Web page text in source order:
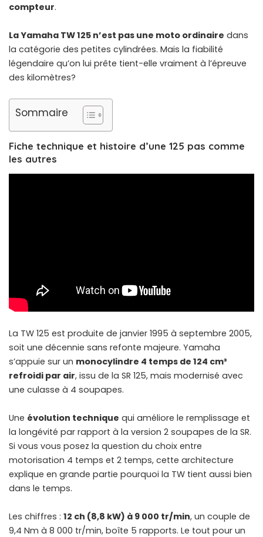
compteur.
La Yamaha TW 125 n’est pas une moto ordinaire dans
la catégorie des petites cylindrées. Mais la fiabilité
légendaire qu’on lui prête tient-elle vraiment à l’épreuve
des kilomètres?
Sommaire
Fiche technique et histoire d’une 125 pas comme
les autres
La TW 125 est produite de janvier 1995 à septembre 2005,
soit une décennie sans refonte majeure. Yamaha
s’appuie sur un monocylindre 4 temps de 124 cm³
refroidi par air, issu de la SR 125, mais modernisé avec
une culasse à 4 soupapes.
Une évolution technique qui améliore le remplissage et
la longévité par rapport à la version 2 soupapes de la SR.
Si vous vous posez la question du choix entre
motorisation 4 temps et 2 temps, cette architecture
explique en grande partie pourquoi la TW tient aussi bien
dans le temps.
Les chiffres : 12 ch (8,8 kW) à 9 000 tr/min, un couple de
9,4 Nm à 8 000 tr/min, boîte 5 rapports. Le tout pour un